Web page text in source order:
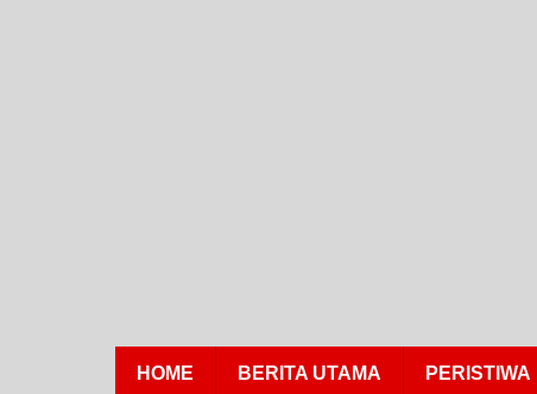
HOME BERITA UTAMA PERISTIWA